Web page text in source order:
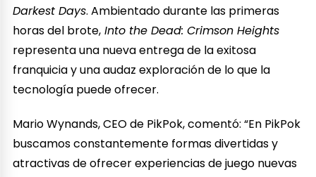
Darkest Days. Ambientado durante las primeras
horas del brote, Into the Dead: Crimson Heights
representa una nueva entrega de la exitosa
franquicia y una audaz exploración de lo que la
tecnología puede ofrecer.
Mario Wynands, CEO de PikPok, comentó: “En PikPok
buscamos constantemente formas divertidas y
atractivas de ofrecer experiencias de juego nuevas